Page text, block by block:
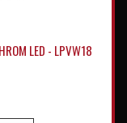
LED - LPVW18